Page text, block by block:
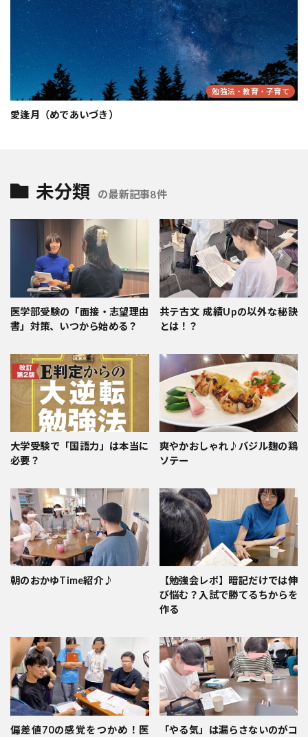
勉強法・教育・子育て
愛逢月（めであいづき）
未分類 の最新記事8件
医学部受験の「面接・志望理由
書」対策、いつから始める？
共テ古文 成績Upの以外な秘訣
とは！？
大学受験で「国語力」は本当に
必要？
爽やかおしゃれ♪バジル麹の鶏
ソテー
朝のおかゆTime紹介♪
【勉強会レポ】暗記だけでは伸
び悩む？入試で勝てるちからを
作る
偏差値70の感覚をつかめ！医
「やる気」は漏らさないのがコ